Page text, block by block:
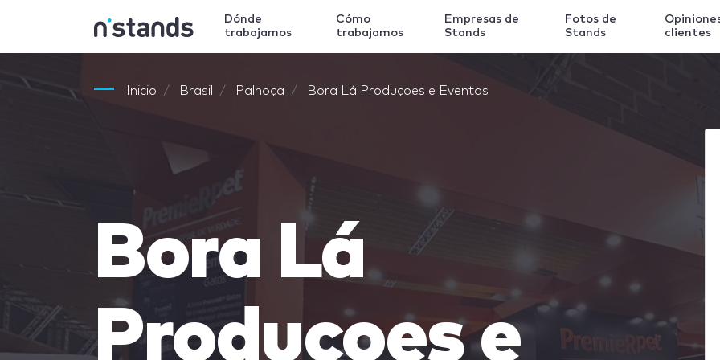
Dónde
trabajamos
Cómo
trabajamos
Empresas de
Stands
Fotos de
Stands
clientes
Inicio Brasil Palhoça Bora Lá Produçoes e Eventos
Bora Lá
Produçoes e